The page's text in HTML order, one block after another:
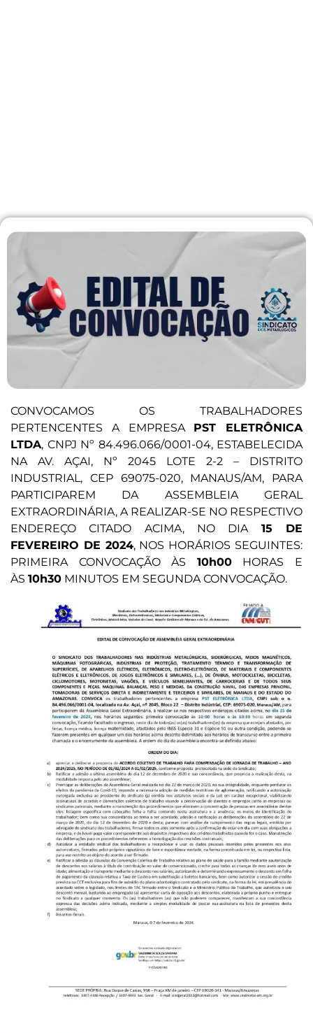
CONVOCAMOS OS TRABALHADORES
PERTENCENTES A EMPRESA PST ELETRÔNICA
LTDA, CNPJ Nº 84.496.066/0001-04, ESTABELECIDA
NA AV. AÇAI, Nº 2045 LOTE 2-2 – DISTRITO
INDUSTRIAL, CEP 69075-020, MANAUS/AM, PARA
PARTICIPAREM DA ASSEMBLEIA GERAL
EXTRAORDINÁRIA, A REALIZAR-SE NO RESPECTIVO
ENDEREÇO CITADO ACIMA, NO DIA 15 DE
FEVEREIRO DE 2024, NOS HORÁRIOS SEGUINTES:
PRIMEIRA CONVOCAÇÃO ÀS 10h00HORAS E
ÀS 10h30 MINUTOS EM SEGUNDA CONVOCAÇÃO.